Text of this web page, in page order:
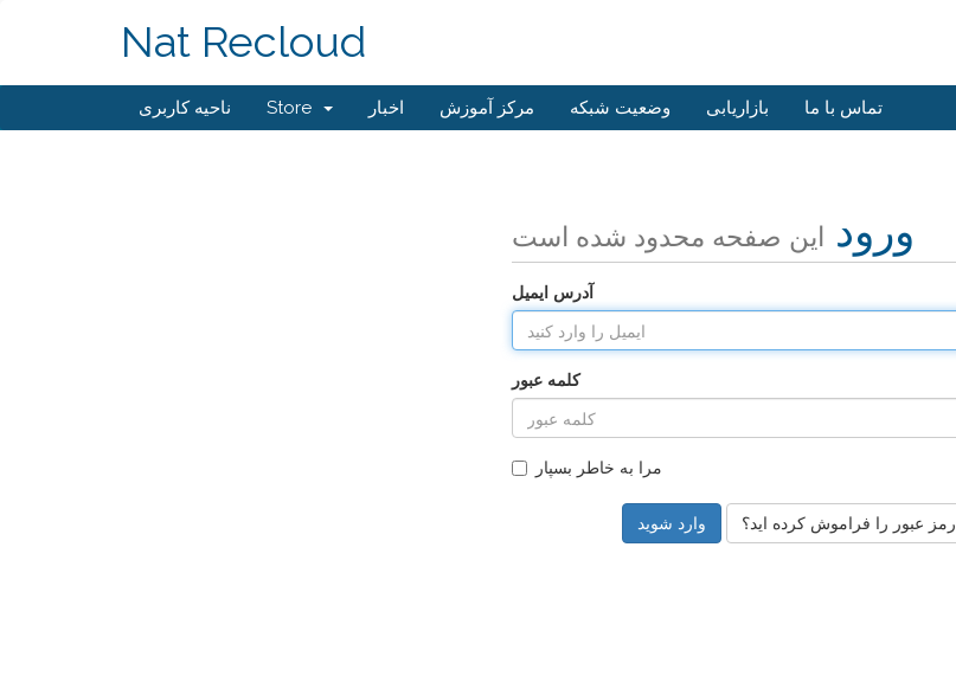
Nat Recloud
ناحیه کاربری Store اخبار مرکز آموزش وضعیت شبکه بازاریابی تماس با ما
ورود این صفحه محدود شده است
آدرس ایمیل
کلمه عبور
مرا به خاطر بسپار
رمز عبور را فراموش کرده اید؟